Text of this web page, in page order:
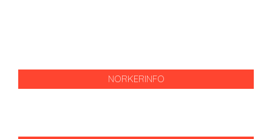
NORKERINFO